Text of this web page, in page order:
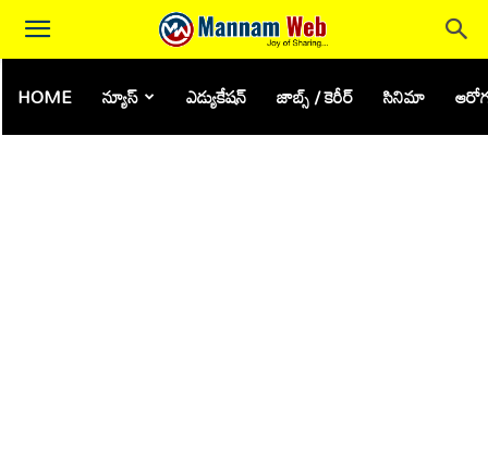
HOME న్యూస్ ఎడ్యుకేషన్ జాబ్స్ / కెరీర్ సినిమా